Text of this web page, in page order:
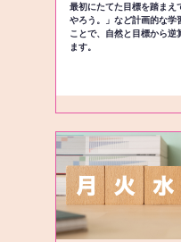
最初にたてた目標を踏まえ
やろう。」など計画的な学
ことで、自然と目標から逆
ます。